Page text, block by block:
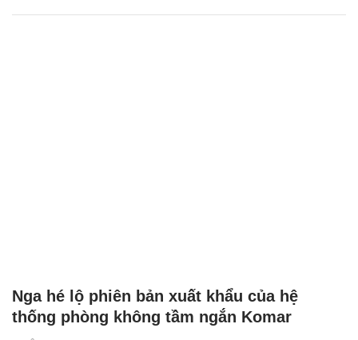
Nga hé lộ phiên bản xuất khẩu của hệ
thống phòng không tầm ngắn Komar